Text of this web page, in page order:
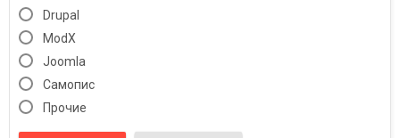
Drupal
ModX
Joomla
Самопис
Прочие